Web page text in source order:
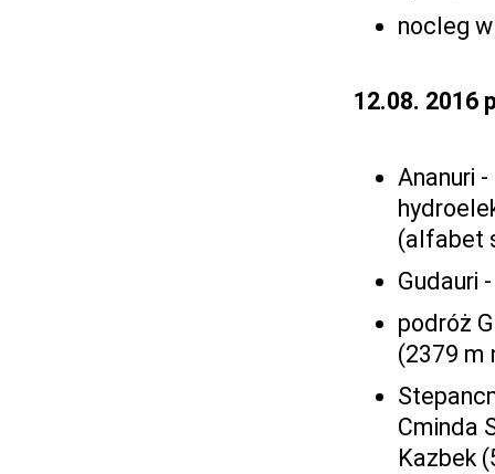
nocleg
12.08. 2016
Ananuri
(alfabet
Gudauri
podróż
(2379 m
Cminda
Kazbek